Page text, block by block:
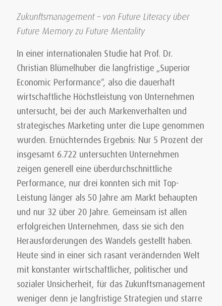
Zukunftsmanagement – von Future Literacy über
Future Memory zu Future Mentality
In einer internationalen Studie hat Prof. Dr.
Christian Blümelhuber die langfristige „Superior
Economic Performance“, also die dauerhaft
wirtschaftliche Höchstleistung von Unternehmen
untersucht, bei der auch Markenverhalten und
strategisches Marketing unter die Lupe genommen
wurden. Ernüchterndes Ergebnis: Nur 5 Prozent der
insgesamt 6.722 untersuchten Unternehmen
zeigen generell eine überdurchschnittliche
Performance, nur drei konnten sich mit Top-
Leistung länger als 50 Jahre am Markt behaupten
und nur 32 über 20 Jahre. Gemeinsam ist allen
erfolgreichen Unternehmen, dass sie sich den
Herausforderungen des Wandels gestellt haben.
Heute sind in einer sich rasant verändernden Welt
mit konstanter wirtschaftlicher, politischer und
sozialer Unsicherheit, für das Zukunftsmanagement
weniger denn je langfristige Strategien und starre